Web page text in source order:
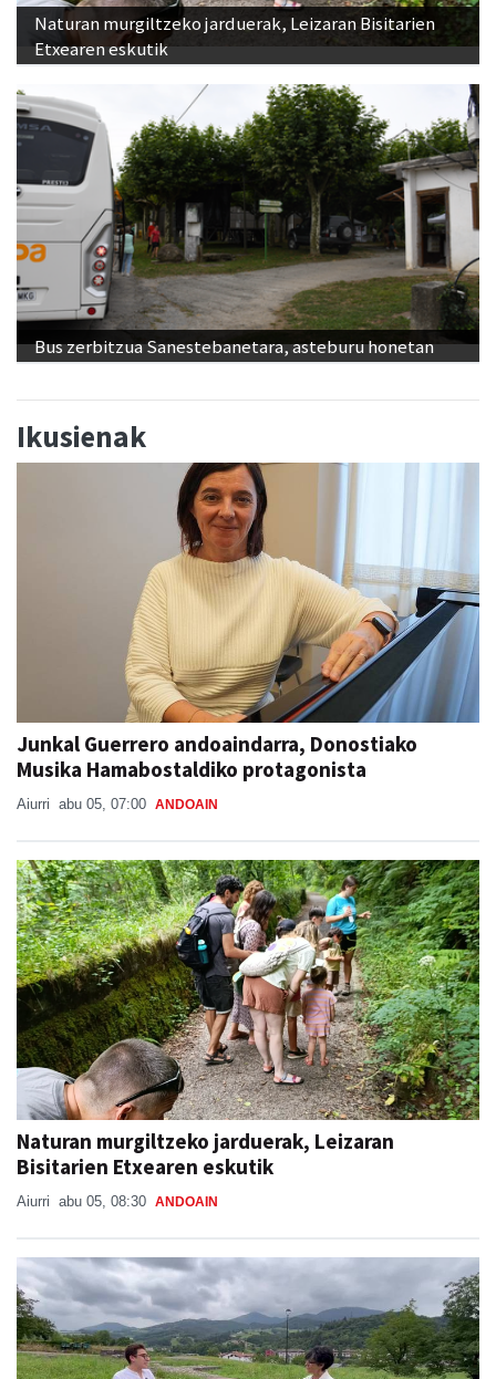
Naturan murgiltzeko jarduerak, Leizaran Bisitarien
Etxearen eskutik
Bus zerbitzua Sanestebanetara, asteburu honetan
Ikusienak
Junkal Guerrero andoaindarra, Donostiako
Musika Hamabostaldiko protagonista
Aiurri abu 05, 07:00 ANDOAIN
Naturan murgiltzeko jarduerak, Leizaran
Bisitarien Etxearen eskutik
Aiurri abu 05, 08:30 ANDOAIN